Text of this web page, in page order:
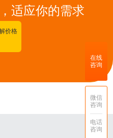
适应你的需求
价格
在线
咨询
微信
咨询
电话
咨询